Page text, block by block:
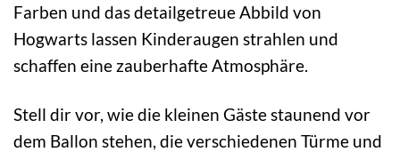
Farben und das detailgetreue Abbild von
Hogwarts lassen Kinderaugen strahlen und
schaffen eine zauberhafte Atmosphäre.
Stell dir vor, wie die kleinen Gäste staunend vor
dem Ballon stehen, die verschiedenen Türme und